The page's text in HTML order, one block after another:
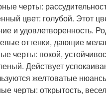
черты:
цвет: голубой. Этот
и удовлетворенность.
оттенки, дающие
черты: покой,
Действует
желтоватые
черты: открытость,